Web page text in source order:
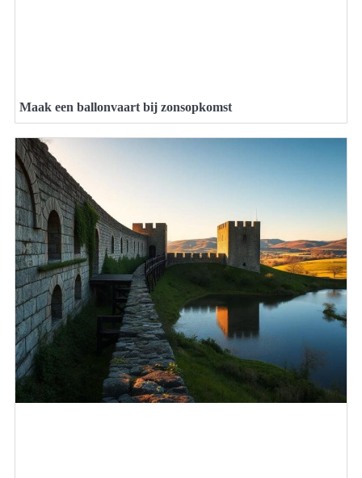
Maak een ballonvaart bij zonsopkomst